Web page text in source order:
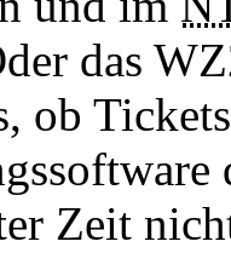
das
ob
Zeit